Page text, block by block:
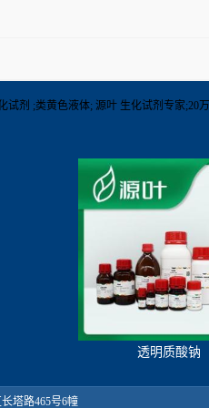
剂 ;类黄色液体; 源叶 生化试剂专家;20
透明质酸钠
塔路465号6幢